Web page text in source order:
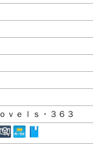
ｖｅｌｓ・３６３